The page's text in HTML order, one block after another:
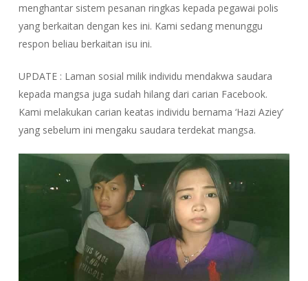
menghantar sistem pesanan ringkas kepada pegawai polis
yang berkaitan dengan kes ini. Kami sedang menunggu
respon beliau berkaitan isu ini.
UPDATE : Laman sosial milik individu mendakwa saudara
kepada mangsa juga sudah hilang dari carian Facebook.
Kami melakukan carian keatas individu bernama ‘Hazi Aziey’
yang sebelum ini mengaku saudara terdekat mangsa.